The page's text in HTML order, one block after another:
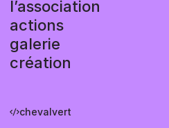
l’association
actions
galerie
création
chevalvert